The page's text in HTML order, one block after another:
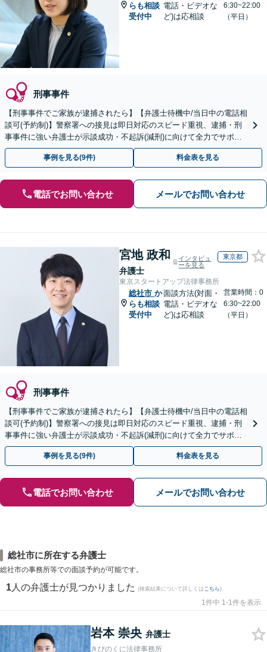
らも相談
受付中
電話・ビデオな
ど)は応相談
6:30~22:00
（平日）
刑事事件
【刑事事件でご家族が逮捕されたら】【弁護士待機中/当日中の電話相
談可(予約制)】警察署への接見は即日対応のスピード重視、逮捕・刑
事事件に強い弁護士が示談成功・不起訴(減刑)に向けて全力でサポー
トします。【加害者側の相談専門】
事例を見る(9件) 料金表を見る
電話でお問い合わせ メールでお問い合わせ
宮地 政和
弁護士
インタビュ
ーを見る
東京都
東京スタートアップ法律事務所
総社市 か
らも相談
受付中
面談方法(対面・
電話・ビデオな
ど)は応相談
営業時間：0
6:30~22:00
（平日）
刑事事件
【刑事事件でご家族が逮捕されたら】【弁護士待機中/当日中の電話相
談可(予約制)】警察署への接見は即日対応のスピード重視、逮捕・刑
事事件に強い弁護士が示談成功・不起訴(減刑)に向けて全力でサポー
トします。【加害者側の相談専門】
事例を見る(9件) 料金表を見る
電話でお問い合わせ メールでお問い合わせ
総社市に所在する弁護士
総社市の事務所等での面談予約が可能です。
1 人の弁護士が見つかりました (検索結果について詳しくは こちら)
1件中 1-1件を表示
岩本 崇央 弁護士
きびのくに法律事務所